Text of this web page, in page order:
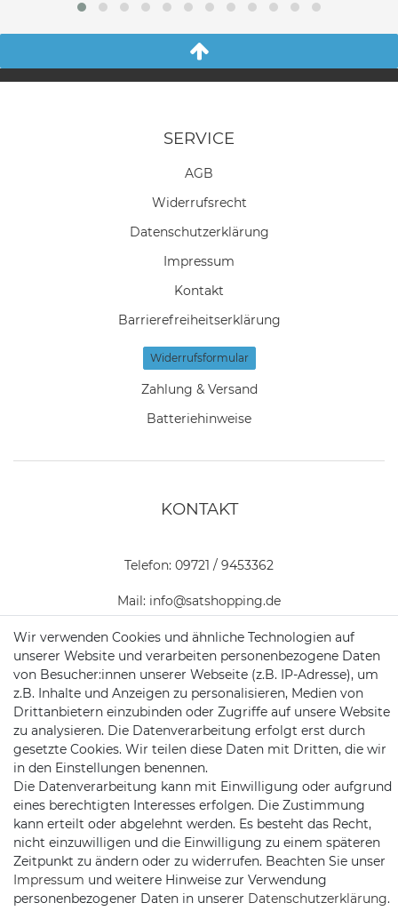
SERVICE
AGB
Widerrufs­recht
Daten­schutz­erklärung
Impressum
Kontakt
Barrierefreiheitserklärung
Widerrufs­formular
Zahlung & Versand
Batteriehinweise
KONTAKT
Telefon: 09721 / 9453362
Mail: info@satshopping.de
Kopenhagenstr. 4
97424 Schweinfurt
Satshopping auf Facebook
Satshopping auf
Satshopping auf
2026 Satshopping| copyright & design by mediaria®
Wir verwenden Cookies und ähnliche Technologien auf
unserer Website und verarbeiten personenbezogene Daten
von Besucher:innen unserer Webseite (z.B. IP-Adresse), um
z.B. Inhalte und Anzeigen zu personalisieren, Medien von
Drittanbietern einzubinden oder Zugriffe auf unsere Website
zu analysieren. Die Datenverarbeitung erfolgt erst durch
gesetzte Cookies. Wir teilen diese Daten mit Dritten, die wir
in den Einstellungen benennen.
Die Datenverarbeitung kann mit Einwilligung oder aufgrund
eines berechtigten Interesses erfolgen. Die Zustimmung
kann erteilt oder abgelehnt werden. Es besteht das Recht,
nicht einzuwilligen und die Einwilligung zu einem späteren
Zeitpunkt zu ändern oder zu widerrufen. Beachten Sie unser
Impressum und weitere Hinweise zur Verwendung
personenbezogener Daten in unserer Daten­schutz­erklärung.